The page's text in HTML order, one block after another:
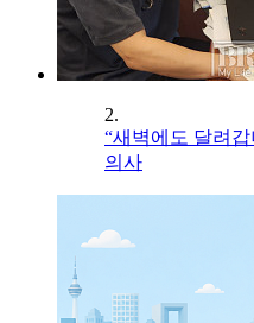
2.
“새벽에도 달려
의사